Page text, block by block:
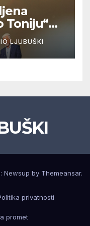
Toniju“
LJUBUŠKI
Newsup by Themeansar.
privatnosti
promet